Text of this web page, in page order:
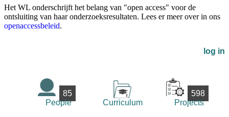
Het WL onderschrijft het belang van "open access" voor de
ontsluiting van haar onderzoeksresultaten. Lees er meer over in ons
openaccessbeleid.
log in
85
People
Curriculum
598
Projects